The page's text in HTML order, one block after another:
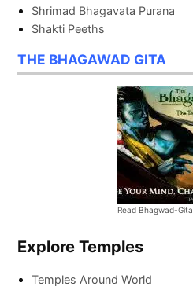
Shrimad Bhagavata Purana
Shakti Peeths
THE BHAGAWAD GITA
Read Bhagwad-Gita
Explore Temples
Temples Around World